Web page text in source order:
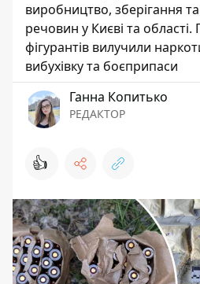
виробництво, зберігання
речовин у Києві та області.
фігурантів вилучили
вибухівку та боєприпаси
Ганна Копитько
РЕДАКТОР
👍